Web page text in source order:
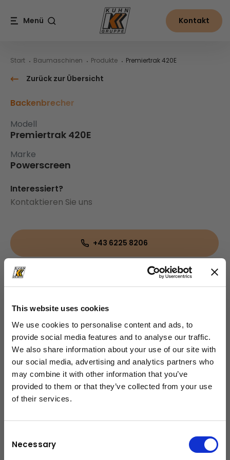
This website uses cookies
We use cookies to personalise content and ads, to
provide social media features and to analyse our traffic.
We also share information about your use of our site with
our social media, advertising and analytics partners who
may combine it with other information that you’ve
provided to them or that they’ve collected from your use
of their services.
Selection
Necessary
Menü Kontakt
Start Baumaschinen Produkte Premiertrak 420E
Zurück zur Übersicht
Backenbrecher
Modell
Premiertrak 420E
Marke
Powerscreen
Interessiert?
Kontaktieren Sie uns
+43 6225 8206
Office.ATB@kuhn.at
Downloads
Broschüre (PDF, 1.55 MB)
schließen